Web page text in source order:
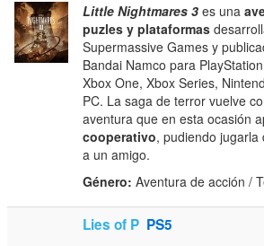
Little Nightmares 3 es una
puzles y plataformas
Supermassive Games y
Bandai Namco para
Xbox One, Xbox Series,
PC. La saga de terror vuelve
aventura que en esta ocasión
cooperativo, pudiendo jugarla
a un amigo.
Género: Aventura de acción /
Lies of P PS5